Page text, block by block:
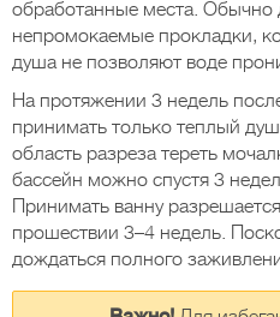
обработанные места. Обычно
непромокаемые прокладки,
душа не позволяют воде
На протяжении 3 недель
принимать только теплый
область разреза тереть
бассейн можно спустя 3
Принимать ванну
прошествии 3–4 недель.
дождаться полного